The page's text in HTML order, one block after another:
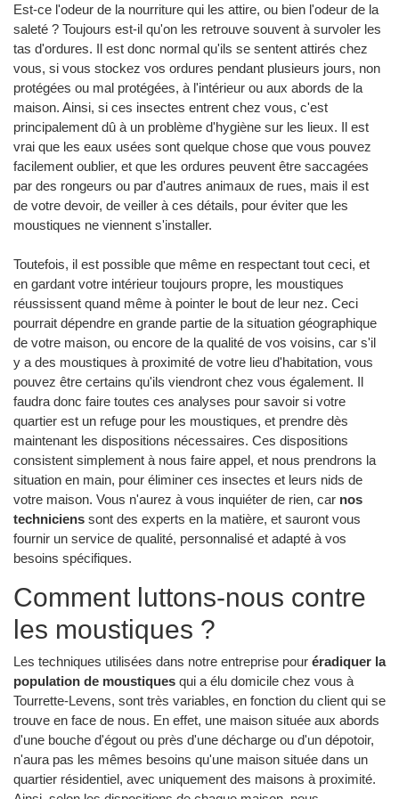
Est-ce l'odeur de la nourriture qui les attire, ou bien l'odeur de la
saleté ? Toujours est-il qu'on les retrouve souvent à survoler les
tas d'ordures. Il est donc normal qu'ils se sentent attirés chez
vous, si vous stockez vos ordures pendant plusieurs jours, non
protégées ou mal protégées, à l'intérieur ou aux abords de la
maison. Ainsi, si ces insectes entrent chez vous, c'est
principalement dû à un problème d'hygiène sur les lieux. Il est
vrai que les eaux usées sont quelque chose que vous pouvez
facilement oublier, et que les ordures peuvent être saccagées
par des rongeurs ou par d'autres animaux de rues, mais il est
de votre devoir, de veiller à ces détails, pour éviter que les
moustiques ne viennent s'installer.
Toutefois, il est possible que même en respectant tout ceci, et
en gardant votre intérieur toujours propre, les moustiques
réussissent quand même à pointer le bout de leur nez. Ceci
pourrait dépendre en grande partie de la situation géographique
de votre maison, ou encore de la qualité de vos voisins, car s'il
y a des moustiques à proximité de votre lieu d'habitation, vous
pouvez être certains qu'ils viendront chez vous également. Il
faudra donc faire toutes ces analyses pour savoir si votre
quartier est un refuge pour les moustiques, et prendre dès
maintenant les dispositions nécessaires. Ces dispositions
consistent simplement à nous faire appel, et nous prendrons la
situation en main, pour éliminer ces insectes et leurs nids de
votre maison. Vous n'aurez à vous inquiéter de rien, car nos
techniciens sont des experts en la matière, et sauront vous
fournir un service de qualité, personnalisé et adapté à vos
besoins spécifiques.
Comment luttons-nous contre
les moustiques ?
Les techniques utilisées dans notre entreprise pour éradiquer la
population de moustiques qui a élu domicile chez vous à
Tourrette-Levens, sont très variables, en fonction du client qui se
trouve en face de nous. En effet, une maison située aux abords
d'une bouche d'égout ou près d'une décharge ou d'un dépotoir,
n'aura pas les mêmes besoins qu'une maison située dans un
quartier résidentiel, avec uniquement des maisons à proximité.